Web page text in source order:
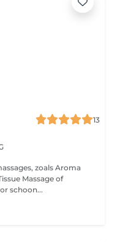
13
zoals Aroma
Massage of
schoon...